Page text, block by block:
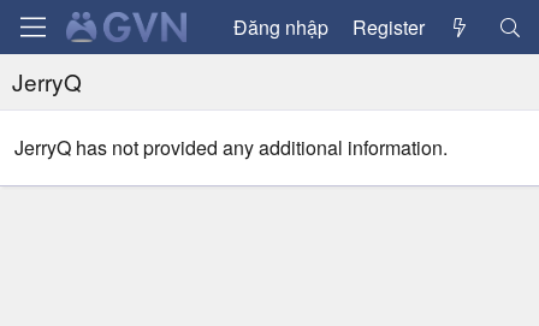
Đăng nhập Register
JerryQ
JerryQ has not provided any additional information.